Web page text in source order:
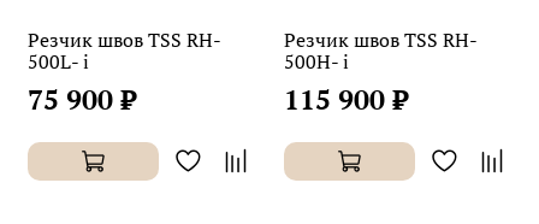
Резчик швов TSS RH-
500L- i
75 900 ₽
Резчик швов TSS RH-
500H- i
115 900 ₽